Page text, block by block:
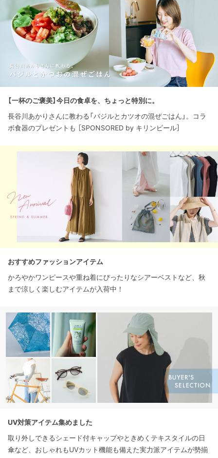
【一杯のご褒美】今日の食卓を、ちょっと特別に。
長谷川あかりさんに教わる「バジルとカツオの混ぜごはん」。コラ
ボ食器のプレゼントも ［SPONSORED by キリンビール］
おすすめファッションアイテム
かろやかワンピースや重ね着にぴったりなシアーベストなど、秋
まで涼しく楽しむアイテムが入荷中！
UV対策アイテム集めました
取り外しできるシェード付キャップやときめくテキスタイルの日
傘など、おしゃれもUVカット機能も備えた実力派アイテムが勢揃